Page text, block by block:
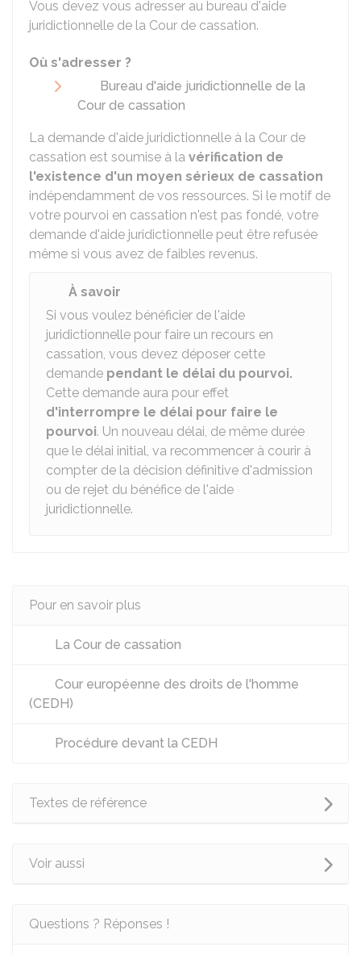
Vous devez vous adresser au bureau d'aide
juridictionnelle de la Cour de cassation.
Où s'adresser ?
Bureau d'aide juridictionnelle de la
Cour de cassation
La demande d'aide juridictionnelle à la Cour de
cassation est soumise à la vérification de
l'existence d'un moyen sérieux de cassation
indépendamment de vos ressources. Si le motif de
votre pourvoi en cassation n'est pas fondé, votre
demande d'aide juridictionnelle peut être refusée
même si vous avez de faibles revenus.
À savoir
Si vous voulez bénéficier de l'aide
juridictionnelle pour faire un recours en
cassation, vous devez déposer cette
demande pendant le délai du pourvoi.
Cette demande aura pour effet
d'interrompre le délai pour faire le
pourvoi. Un nouveau délai, de même durée
que le délai initial, va recommencer à courir à
compter de la décision définitive d'admission
ou de rejet du bénéfice de l'aide
juridictionnelle.
Pour en savoir plus
La Cour de cassation
Cour européenne des droits de l'homme
(CEDH)
Procédure devant la CEDH
Textes de référence
Voir aussi
Questions ? Réponses !